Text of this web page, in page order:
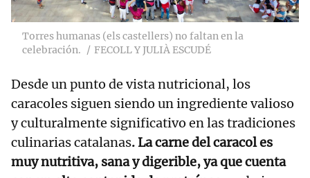
Torres humanas (els castellers) no faltan en la
celebración.
FECOLL Y JULIÀ ESCUDÉ
Desde un punto de vista nutricional, los
caracoles siguen siendo un ingrediente valioso
y culturalmente significativo en las tradiciones
culinarias catalanas. La carne del caracol es
muy nutritiva, sana y digerible, ya que cuenta